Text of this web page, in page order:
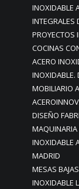
INOXIDABLE
INTEGRALES
PROYECTOS
COCINAS
ACERO
INOXIDABLE.
MOBILIARIO
DISEÑO
MAQUINARIA
INOXIDABLE
MADRID
MESAS
INOXIDABLE